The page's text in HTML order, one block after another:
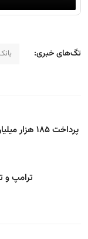
تگ‌های خبری:
پرداخت
ترامپ و